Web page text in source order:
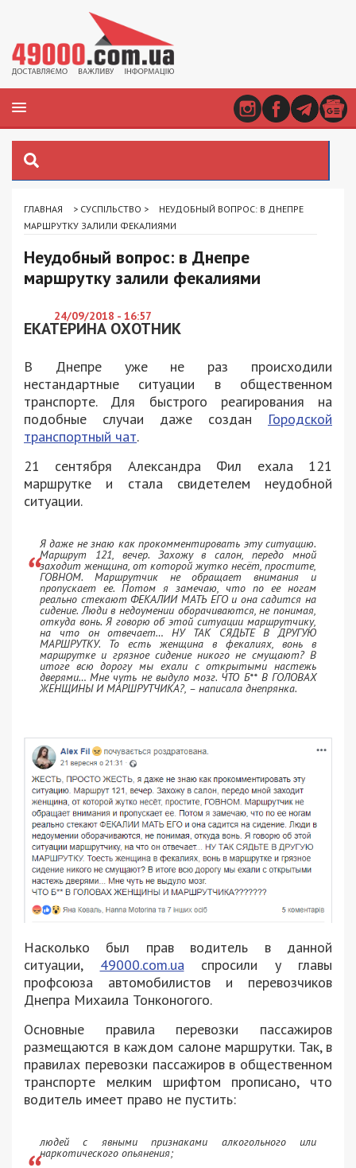
ГЛАВНАЯ > СУСПІЛЬСТВО >
НЕУДОБНЫЙ ВОПРОС: В ДНЕПРЕ
МАРШРУТКУ ЗАЛИЛИ ФЕКАЛИЯМИ
Неудобный вопрос: в Днепре
маршрутку залили фекалиями
24/09/2018 - 16:57
ЕКАТЕРИНА ОХОТНИК
В Днепре уже не раз происходили
нестандартные ситуации в общественном
транспорте. Для быстрого реагирования на
подобные случаи даже создан Городской
транспортный чат.
21 сентября Александра Фил ехала 121
маршрутке и стала свидетелем неудобной
ситуации.
Я даже не знаю как прокомментировать эту ситуацию.
Маршрут 121, вечер. Захожу в салон, передо мной
заходит женщина, от которой жутко несёт, простите,
ГОВНОМ. Маршрутчик не обращает внимания и
пропускает ее. Потом я замечаю, что по ее ногам
реально стекают ФЕКАЛИИ МАТЬ ЕГО и она садится на
сидение. Люди в недоумении оборачиваются, не понимая,
откуда вонь. Я говорю об этой ситуации маршрутчику,
на что он отвечает… НУ ТАК СЯДЬТЕ В ДРУГУЮ
МАРШРУТКУ. То есть женщина в фекалиях, вонь в
маршрутке и грязное сидение никого не смущают? В
итоге всю дорогу мы ехали с открытыми настежь
дверями… Мне чуть не выдуло мозг. ЧТО Б** В ГОЛОВАХ
ЖЕНЩИНЫ И МАРШРУТЧИКА?, – написала днепрянка.
Насколько был прав водитель в данной
ситуации, 49000.com.uaспросили у главы
профсоюза автомобилистов и перевозчиков
Днепра Михаила Тонконогого.
Основные правила перевозки пассажиров
размещаются в каждом салоне маршрутки. Так, в
правилах перевозки пассажиров в общественном
транспорте мелким шрифтом прописано, что
водитель имеет право не пустить:
людей с явными признаками алкогольного или
наркотического опьянения;